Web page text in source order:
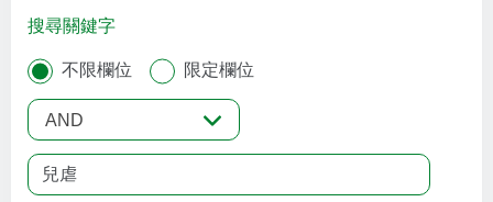
搜尋關鍵字
不限欄位 限定欄位
AND